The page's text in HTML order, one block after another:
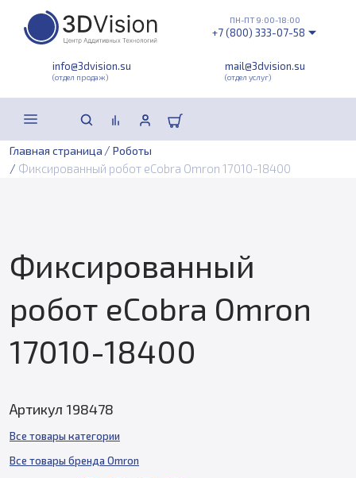
info@3dvision.su
(отдел продаж)
mail@3dvision.su
(отдел услуг)
ПН-ПТ 9:00-18:00
+7 (800) 333-07-58
Главная страница / Роботы
/ Фиксированный робот eCobra Omron 17010-18400
Фиксированный
робот eCobra Omron
17010-18400
Артикул 198478
Все товары категории
Все товары бренда Omron